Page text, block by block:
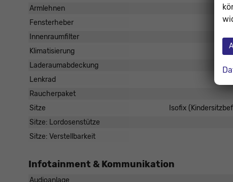
Armlehnen
Fensterheber
Innenraumfilter
Klimatisierung
Laderaumabdeckung
Lenkrad
Raucherpaket
Sitze
Isofix
Sitze: Lordosenstütze
Sitze: Verstellbarkeit
Infotainment & Kommunikation